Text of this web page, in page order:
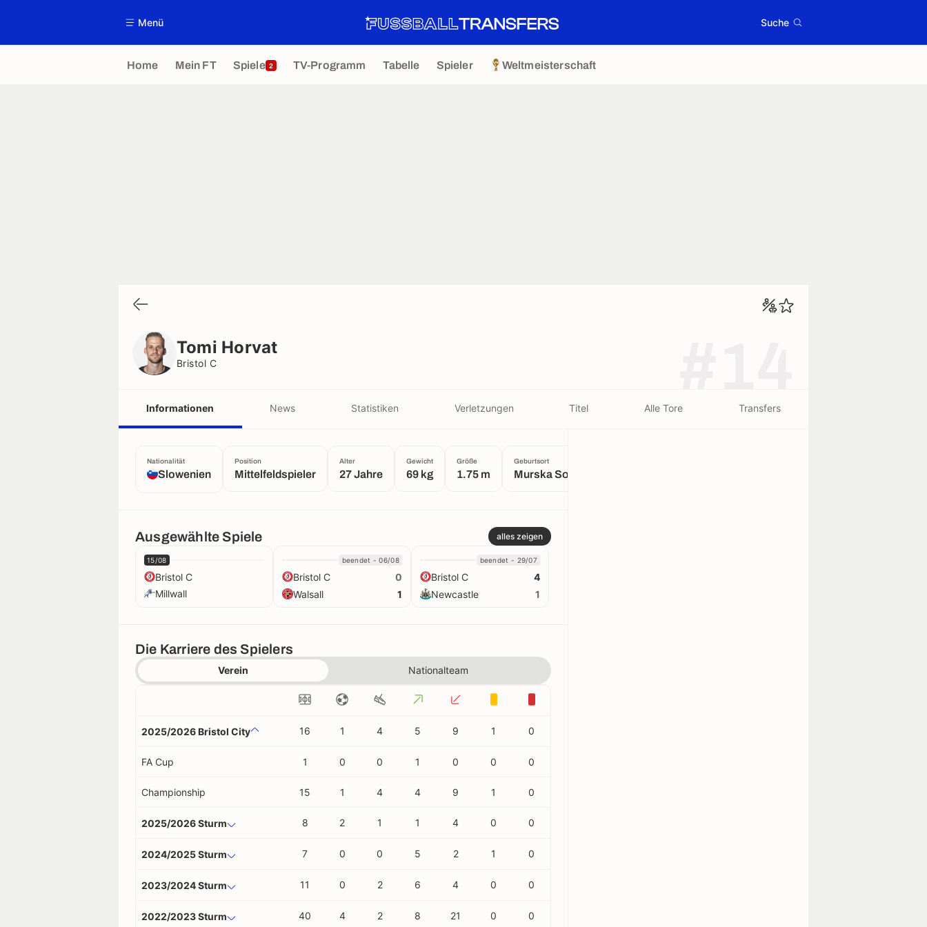
Menü Suche
Home Mein FT Spiele 2 TV-Programm Tabelle Spieler Weltmeisterschaft
Tomi Horvat
Bristol C
Informationen News Statistiken Verletzungen Titel Alle Tore Transfers
Nationalität
Slowenien
Position
Mittelfeldspieler
Alter
27 Jahre
Gewicht
69 kg
Größe
1.75 m
Geburtsort
Murska Sobota
Ausgewählte Spiele alles zeigen
15/08
Bristol C
Millwall
beendet - 06/08
Bristol C
0
Walsall
1
beendet - 29/07
Bristol C
4
Newcastle
1
Die Karriere des Spielers
Verein Nationalteam
2025/2026 Bristol City 16 1 4 5 9 1 0
FA Cup 1 0 0 1 0 0 0
Championship 15 1 4 4 9 1 0
2025/2026 Sturm 8 2 1 1 4 0 0
2024/2025 Sturm 7 0 0 5 2 1 0
2023/2024 Sturm 11 0 2 6 4 0 0
2022/2023 Sturm 40 4 2 8 21 0 0